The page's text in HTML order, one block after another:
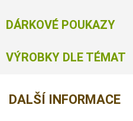
DÁRKOVÉ POUKAZY
VÝROBKY DLE TÉMAT
DALŠÍ INFORMACE